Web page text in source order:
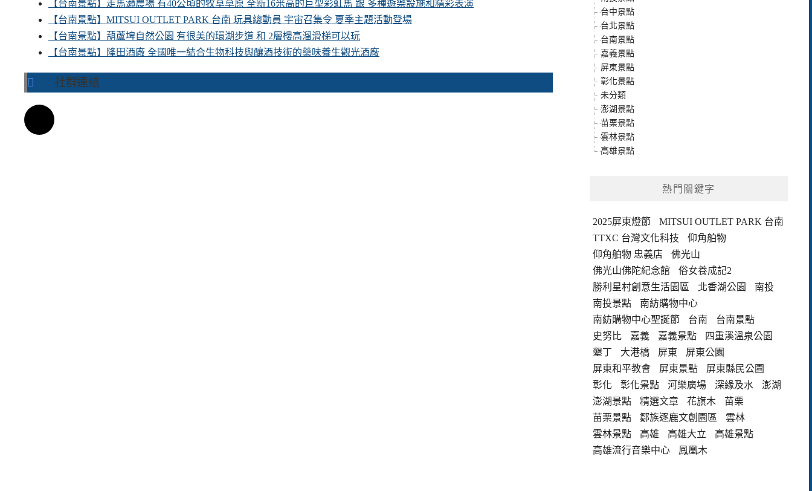
【台南景點】走馬瀨農場 有40公頃的牧草草原 全新16米高的巨型彩虹馬 跟 多種遊樂設施和精彩表演
【台南景點】MITSUI OUTLET PARK 台南 玩具總動員 宇宙召集令 夏季主題活動登場
【台南景點】葫蘆埤自然公園 有很美的環湖步道 和 2層樓高溜滑梯可以玩
【台南景點】隆田酒廠 全國唯一結合生物科技與釀酒技術的藥味養生觀光酒廠
社群連結
台中景點
台北景點
台南景點
嘉義景點
屏東景點
彰化景點
未分類
澎湖景點
苗栗景點
雲林景點
高雄景點
熱門關鍵字
2025屏東燈節
MITSUI OUTLET PARK 台南
TTXC 台灣文化科技
仰角舶物
仰角舶物 忠義店
佛光山
佛光山佛陀紀念館
俗女養成記2
勝利星村創意生活園區
北香湖公園
南投
南投景點
南紡購物中心
南紡購物中心聖誕節
台南
台南景點
史努比
嘉義 嘉義景點
四重溪溫泉公園
墾丁
大港橋 屏東
屏東公園
屏東和平教會
屏東景點
屏東縣民公園
彰化
彰化景點 河樂廣場 深緣及水
澎湖
澎湖景點
精選文章 花旗木
苗栗
苗栗景點
鄒族逐鹿文創園區
雲林
雲林景點
高雄 高雄大立
高雄景點
高雄流行音樂中心
鳳凰木